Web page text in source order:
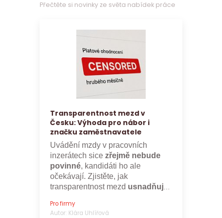
Přečtěte si novinky ze světa nabídek práce
Transparentnost mezd v
Česku: Výhoda pro nábor i
značku zaměstnavatele
Uvádění mzdy v pracovních
inzerátech sice zřejmě nebude
povinné, kandidáti ho ale
očekávají. Zjistěte, jak
transparentnost mezd usnadňuje
zaměstnavatele.
Pro firmy
Autor: Klára Uhlířová